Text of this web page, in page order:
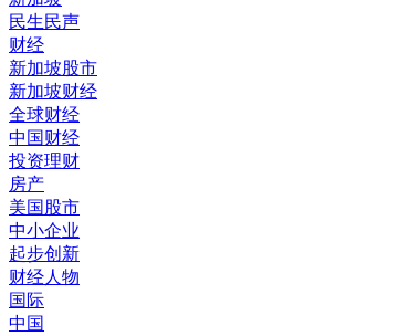
民生民声
财经
新加坡股市
新加坡财经
全球财经
中国财经
投资理财
房产
美国股市
中小企业
起步创新
财经人物
国际
中国